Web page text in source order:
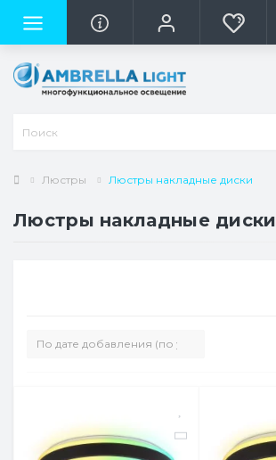
Люстры Люстры накладные диски
Люстры накладные диски